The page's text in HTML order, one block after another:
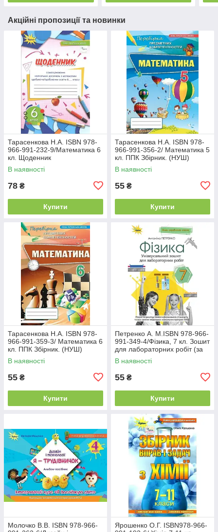
Акційні пропозиції та новинки
Тарасенкова Н.А. ISBN 978-
966-991-232-9/Математика 6
кл. Щоденник
самооцінювання навчальних
досягнень(2023) НУШ
В наявності
78 ₴
Купити
Тарасенкова Н.А. ISBN 978-
966-991-356-2/ Математика 5
кл. ППК Збірник. (НУШ)
В наявності
55 ₴
Купити
Тарасенкова Н.А. ISBN 978-
966-991-359-3/ Математика 6
кл. ППК Збірник. (НУШ)
В наявності
55 ₴
Купити
Петренко А. М.ISBN 978-966-
991-349-4/Фізика, 7 кл. Зошит
для лабораторних робіт (за
діючими модельними
програмами НУШ)
В наявності
55 ₴
Купити
Молочко В.В. ISBN 978-966-
Ярошенко О.Г. ISBN978-966-